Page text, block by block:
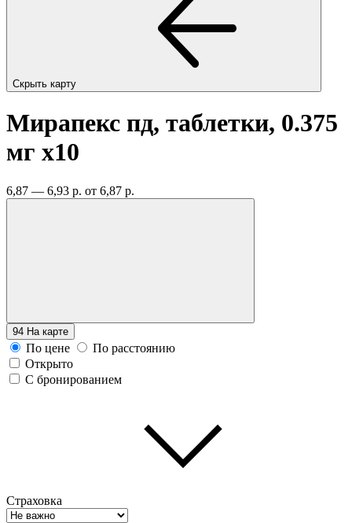
Скрыть карту
Мирапекс пд, таблетки, 0.375
мг x10
6,87 — 6,93 р. от 6,87 р.
94 На карте
По цене
По расстоянию
Открыто
С бронированием
Страховка